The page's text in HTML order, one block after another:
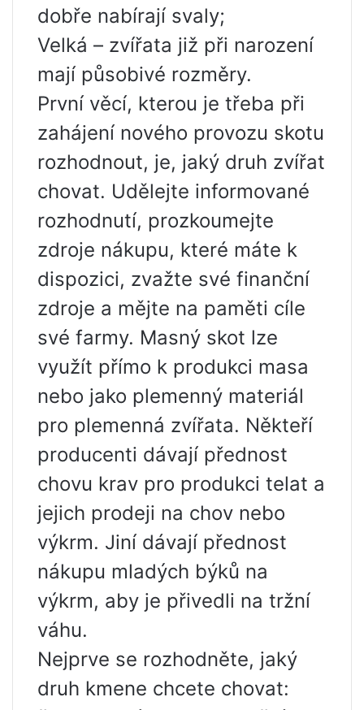
dobře nabírají svaly;
Velká – zvířata již při narození
mají působivé rozměry.
První věcí, kterou je třeba při
zahájení nového provozu skotu
rozhodnout, je, jaký druh zvířat
chovat. Udělejte informované
rozhodnutí, prozkoumejte
zdroje nákupu, které máte k
dispozici, zvažte své finanční
zdroje a mějte na paměti cíle
své farmy. Masný skot lze
využít přímo k produkci masa
nebo jako plemenný materiál
pro plemenná zvířata. Někteří
producenti dávají přednost
chovu krav pro produkci telat a
jejich prodeji na chov nebo
výkrm. Jiní dávají přednost
nákupu mladých býků na
výkrm, aby je přivedli na tržní
váhu.
Nejprve se rozhodněte, jaký
druh kmene chcete chovat: